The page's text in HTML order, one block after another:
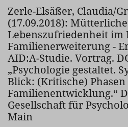
Zerle-Elsäßer, Claudia/
(17.09.2018): Mütterliche
Lebenszufriedenheit im
Familienerweiterung -
AID:A-Studie. Vortrag.
„Psychologie gestaltet.
Blick: (Kritische)
Familienentwicklung.“
Gesellschaft für
Main